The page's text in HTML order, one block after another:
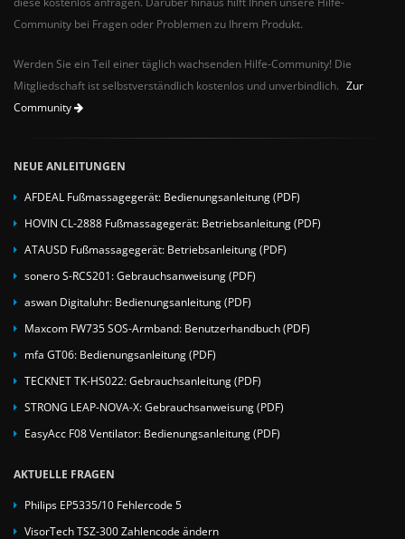
Community bei Fragen oder Problemen zu Ihrem Produkt.
Werden Sie ein Teil einer täglich wachsenden Hilfe-Community! Die
Mitgliedschaft ist selbstverständlich kostenlos und unverbindlich. Zur
Community
NEUE ANLEITUNGEN
AFDEAL Fußmassagegerät: Bedienungsanleitung (PDF)
HOVIN CL-2888 Fußmassagegerät: Betriebsanleitung (PDF)
ATAUSD Fußmassagegerät: Betriebsanleitung (PDF)
sonero S-RCS201: Gebrauchsanweisung (PDF)
aswan Digitaluhr: Bedienungsanleitung (PDF)
Maxcom FW735 SOS-Armband: Benutzerhandbuch (PDF)
mfa GT06: Bedienungsanleitung (PDF)
TECKNET TK-HS022: Gebrauchsanleitung (PDF)
STRONG LEAP-NOVA-X: Gebrauchsanweisung (PDF)
EasyAcc F08 Ventilator: Bedienungsanleitung (PDF)
AKTUELLE FRAGEN
Philips EP5335/10 Fehlercode 5
VisorTech TSZ-300 Zahlencode ändern